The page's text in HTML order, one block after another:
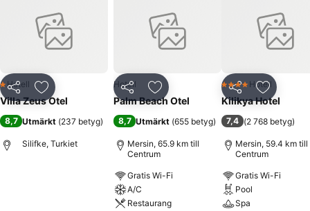
Dela Lägg till i Mina Favoriter
1 Stjärnor
Hotell
Villa Zeus Otel
8,7 Utmärkt (237 betyg)
Silifke, Turkiet
Dela Lägg till i Mina Favoriter
Hotell
Palm Beach Otel
8,7 Utmärkt (655 betyg)
Mersin, 65.9 km till
Centrum
Gratis Wi-Fi
A/C
Restaurang
Dela Lägg till
4 StjärnorHotell
Kilikya Hotel
7,4 (2 768 betyg)
Mersin, 59.4 km till
Centrum
Gratis Wi-Fi
Pool
Spa